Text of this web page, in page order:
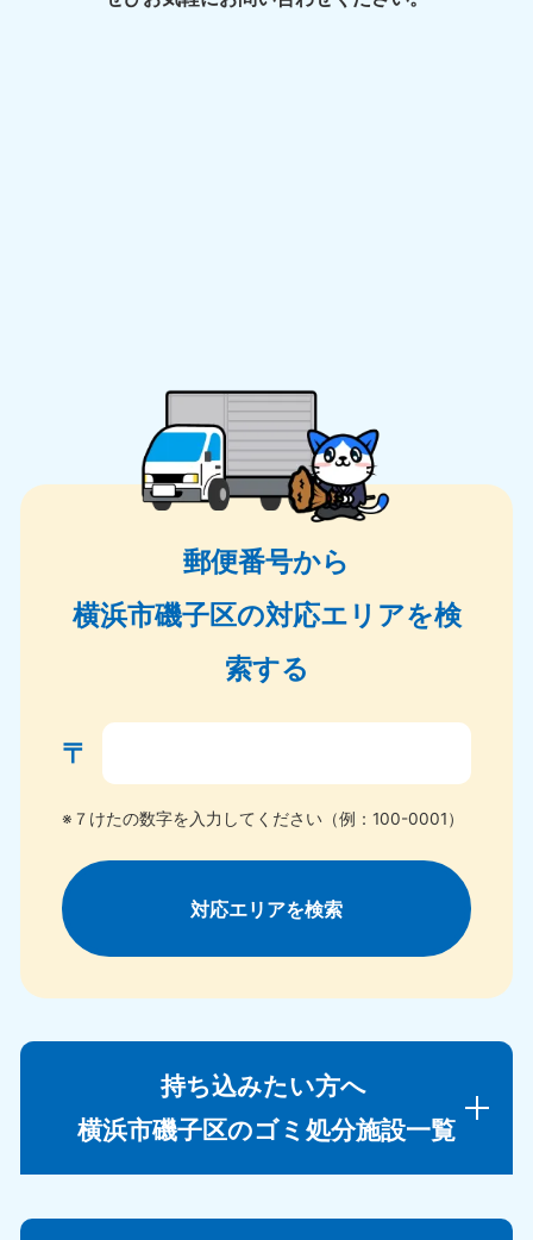
郵便番号から
横浜市磯子区の対応エリアを検
索する
〒
※７けたの数字を入力してください（例：100-0001）
対応エリアを検索
持ち込みたい方へ
横浜市磯子区のゴミ処分施設一覧